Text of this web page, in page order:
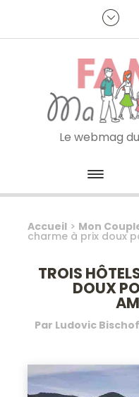
Je
Le webmag
Accueil > Mon
charme à prix doux
TROIS
DOUX
Par Ludovic
Panneau de gestion des